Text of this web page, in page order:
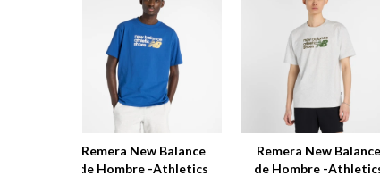
Remera New Balance
de Hombre -Athletics
Remera New Balance
de Hombre -